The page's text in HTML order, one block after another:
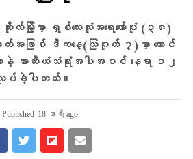
လ်မြို့မှာ ရှစ်လေးလုံးအရေးတော်ပုံ (၃၈)
တ်အဖြစ် ဒီကနေ့(သြဂုတ် ၇)မှာ တောင်
နဲ့ အာဆီယံသံရုံးအပါအဝင် နေရာ ၁၂
လုပ်ခဲ့ပါတယ်။
Published 18 နာရီ ago